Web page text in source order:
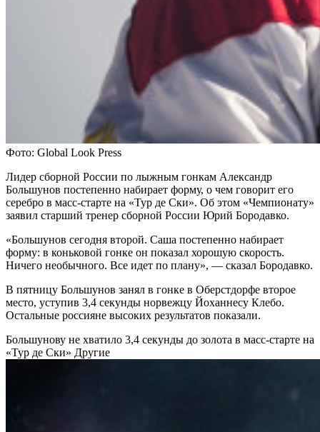
Фото: Global Look Press
Лидер сборной России по лыжным гонкам Александр
Большунов постепенно набирает форму, о чем говорит его
серебро в масс-старте на «Тур де Ски». Об этом «Чемпионату»
заявил старший тренер сборной России Юрий Бородавко.
«Большунов сегодня второй. Саша постепенно набирает
форму: в коньковой гонке он показал хорошую скорость.
Ничего необычного. Все идет по плану», — сказал Бородавко.
В пятницу Большунов занял в гонке в Оберстдорфе второе
место, уступив 3,4 секунды норвежцу Йоханнесу Клебо.
Остальные россияне высоких результатов показали.
Большунову не хватило 3,4 секунды до золота в масс-старте на
«Тур де Ски» Другие